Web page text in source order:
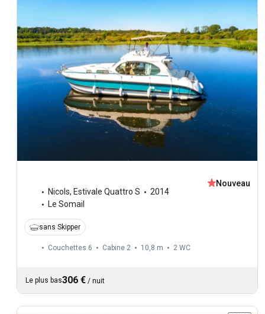
Nicols, Estivale Quattro S
2014
Le Somail
Nouveau
sans Skipper
Couchettes 6 Cabine 2 10,8 m 2 WC
Le plus bas306 € / nuit